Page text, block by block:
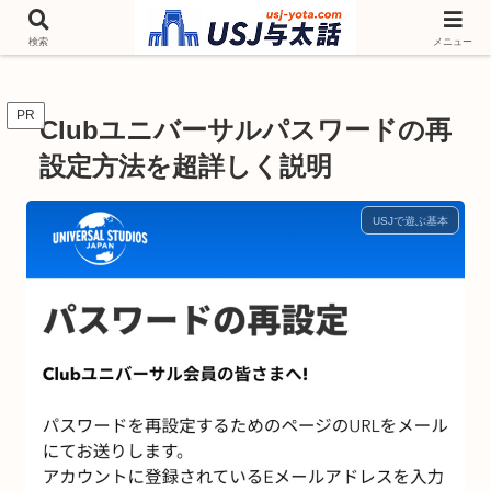
チケットやシーズンイベント ニンテンドーワールド アトラクションなどユニ
バを歩いて情報収集しています
PR Clubユニバーサルパスワードの再
設定方法を超詳しく説明
USJで遊ぶ基本
検索 メニュー